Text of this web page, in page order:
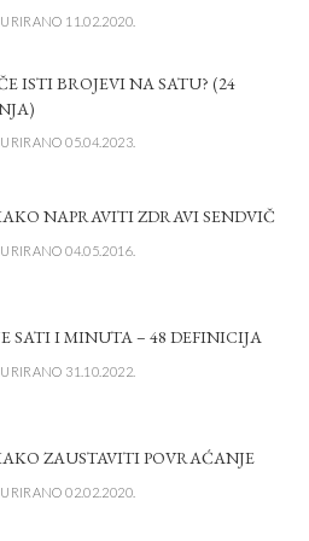
11.02.2020.
ISTI BROJEVI NA SATU? (24
05.04.2023.
NAPRAVITI ZDRAVI SENDVIČ
04.05.2016.
SATI I MINUTA – 48 DEFINICIJA
31.10.2022.
ZAUSTAVITI POVRAĆANJE
02.02.2020.